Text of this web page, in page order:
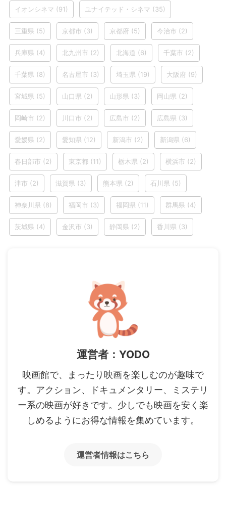
イオンシネマ (91) ユナイテッド・シネマ (35)
三重県 (5) 京都市 (3) 京都府 (5) 今治市 (2)
兵庫県 (4) 北九州市 (2) 北海道 (6) 千葉市 (2)
千葉県 (8) 名古屋市 (3) 埼玉県 (19) 大阪府 (9)
宮城県 (5) 山口県 (2) 山形県 (3) 岡山県 (2)
岡崎市 (2) 川口市 (2) 広島市 (2) 広島県 (3)
愛媛県 (2) 愛知県 (12) 新潟市 (2) 新潟県 (6)
春日部市 (2) 東京都 (11) 栃木県 (2) 横浜市 (2)
津市 (2) 滋賀県 (3) 熊本県 (2) 石川県 (5)
神奈川県 (8) 福岡市 (3) 福岡県 (11) 群馬県 (4)
茨城県 (4) 金沢市 (3) 静岡県 (2) 香川県 (3)
運営者：YODO
映画館で、まったり映画を楽しむのが趣味で
す。アクション、ドキュメンタリー、ミステリ
ー系の映画が好きです。少しでも映画を安く楽
しめるようにお得な情報を集めています。
運営者情報はこちら